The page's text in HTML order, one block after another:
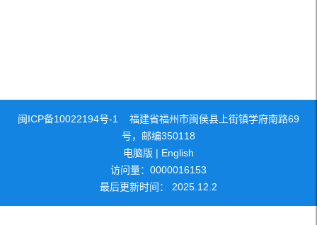
闽ICP备10022194号-1 福建省福州市闽侯县上街镇学府南路69
号，邮编350118
电脑版 | English
访问量： 0000016153
最后更新时间： 2025.12.2